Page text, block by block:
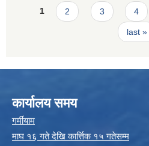
Pages
1 2 3 4
last »
कार्यालय समय
गर्मीयाम
माघ १६ गते देखि कार्त्तिक १५ गतेसम्म